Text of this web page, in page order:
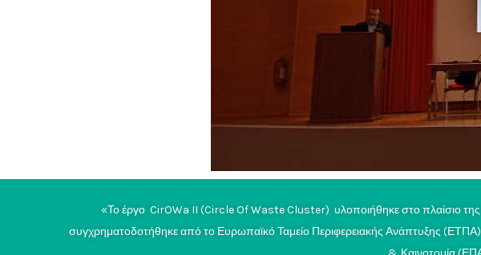
«Το έργο CirOWa II (Circle Of Waste Cluster) υλοποιήθηκε στο πλαίσιο
συγχρηματοδοτήθηκε από το Ευρωπαϊκό Ταμείο Περιφερειακής Ανάπτυξης